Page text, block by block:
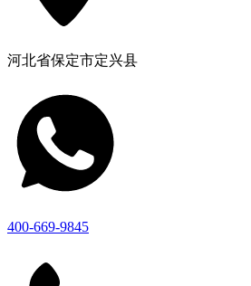
河北省保定市定兴县
400-669-9845